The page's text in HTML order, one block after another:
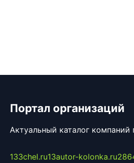
Портал организаций
Актуальный каталог компаний
133chel.ru13autor-kolonka.ru